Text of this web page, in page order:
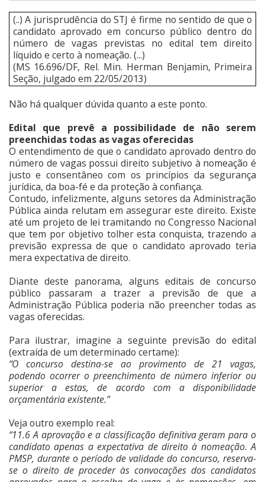
(..) A jurisprudência do STJ é firme no sentido de que o
candidato aprovado em concurso público dentro do
número de vagas previstas no edital tem direito
líquido e certo à nomeação. (...)
(MS 16.696/DF, Rel. Min. Herman Benjamin, Primeira
Seção, julgado em 22/05/2013)
Não há qualquer dúvida quanto a este ponto.
Edital que prevê a possibilidade de não serem
preenchidas todas as vagas oferecidas
O entendimento de que o candidato aprovado dentro do
número de vagas possui direito subjetivo à nomeação é
justo e consentâneo com os princípios da segurança
jurídica, da boa-fé e da proteção à confiança.
Contudo, infelizmente, alguns setores da Administração
Pública ainda relutam em assegurar este direito. Existe
até um projeto de lei tramitando no Congresso Nacional
que tem por objetivo tolher esta conquista, trazendo a
previsão expressa de que o candidato aprovado teria
mera expectativa de direito.
Diante deste panorama, alguns editais de concurso
público passaram a trazer a previsão de que a
Administração Pública poderia não preencher todas as
vagas oferecidas.
Para ilustrar, imagine a seguinte previsão do edital
(extraída de um determinado certame):
“O concurso destina-se ao provimento de 21 vagas,
podendo ocorrer o preenchimento de número inferior ou
superior a estas, de acordo com a disponibilidade
orçamentária existente.”
Veja outro exemplo real:
“11.6 A aprovação e a classificação definitiva geram para o
candidato apenas a expectativa de direito à nomeação. A
PMSP, durante o período de validade do concurso, reserva-
se o direito de proceder às convocações dos candidatos